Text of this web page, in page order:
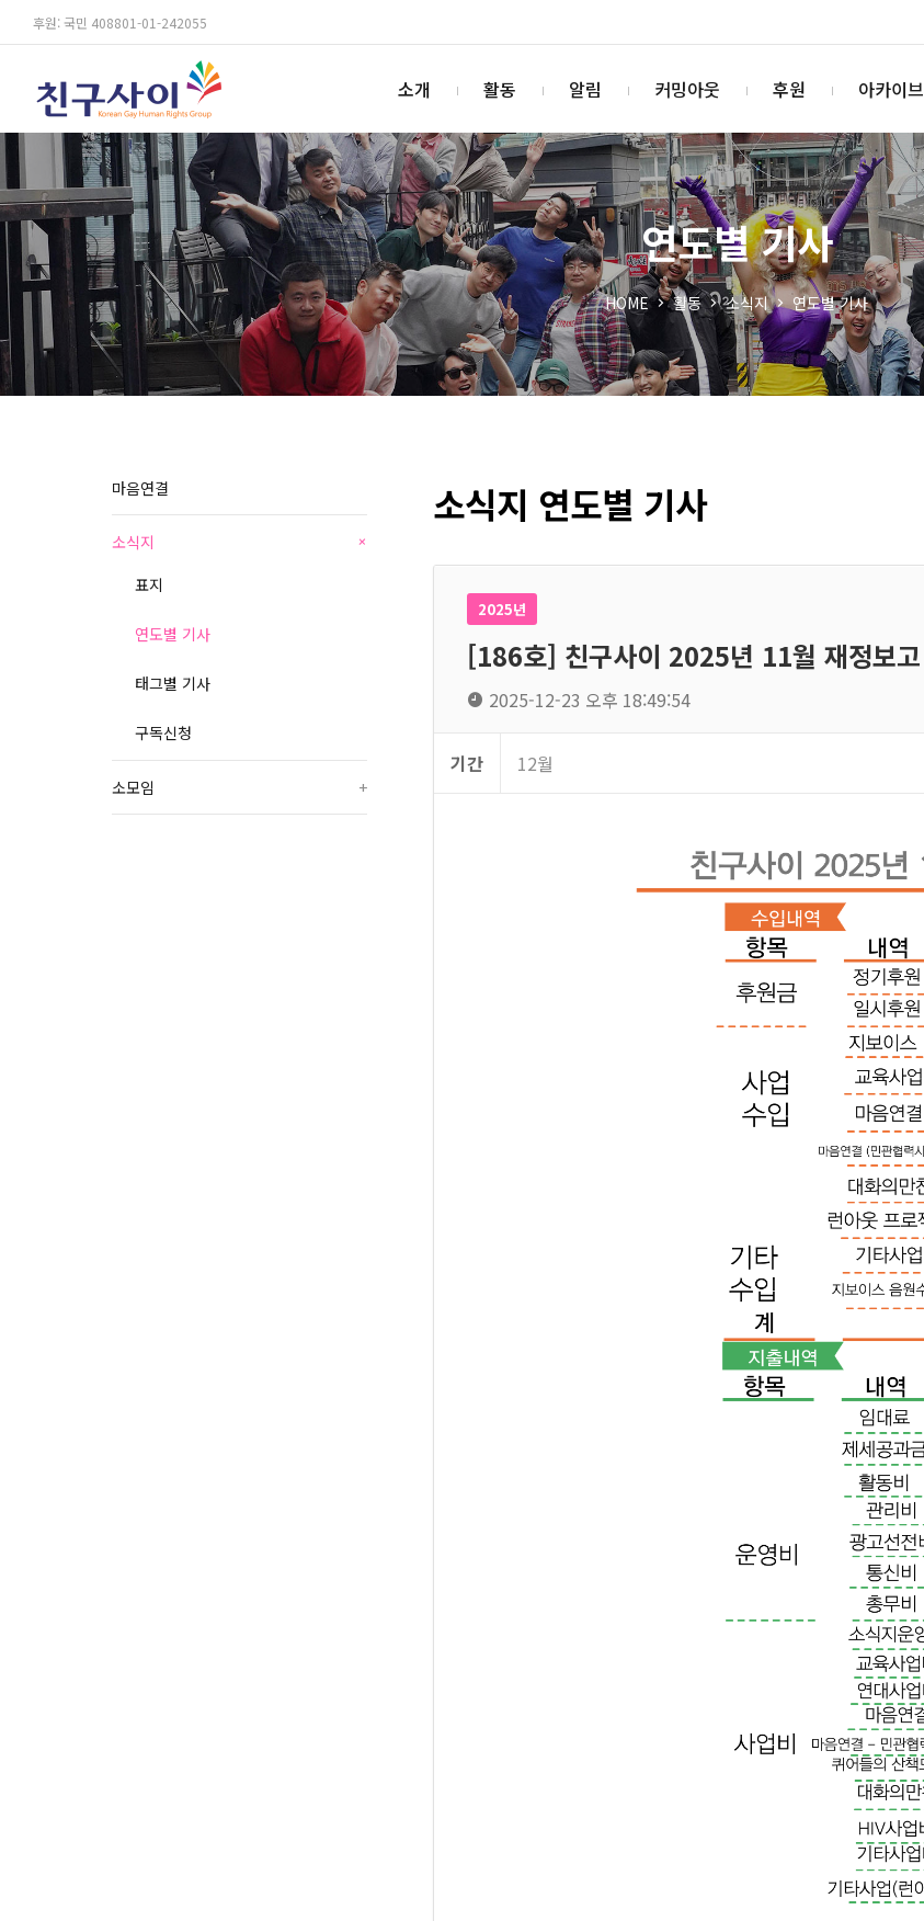
후원: 국민 408801-01-242055
소개 활동 알림 커밍아웃 후원 아카이브
연도별 기사
HOME 활동 소식지 연도별 기사
마음연결
소식지 +
표지
연도별 기사
태그별 기사
구독신청
소모임 +
소식지 연도별 기사
2025년
[186호] 친구사이 2025년 11월 재정보고
2025-12-23 오후 18:49:54
기간 12월